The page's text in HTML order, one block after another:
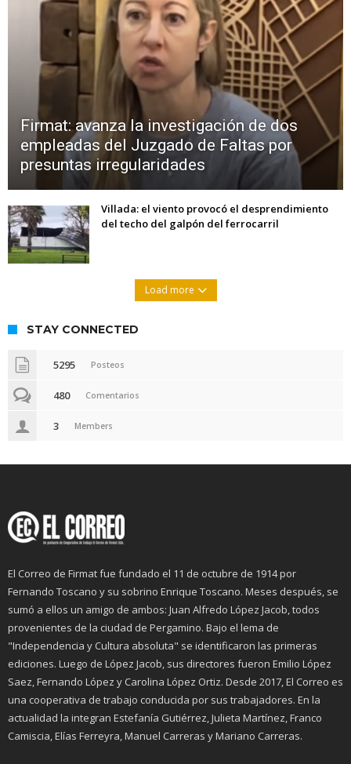
Firmat: avanza la investigación de dos
empleadas del Juzgado de Faltas por
presuntas irregularidades
Villada: el viento provocó el desprendimiento
del techo del galpón del ferrocarril
Load more
STAY CONNECTED
5295 Posteos
480 Comentarios
3 Members
El Correo de Firmat fue fundado el 11 de octubre de 1914 por
Fernando Toscano y su sobrino Enrique Toscano. Meses después, se
sumó a ellos un amigo de ambos: Juan Alfredo López Jacob, todos
provenientes de la ciudad de Pergamino. Bajo el lema de
"Independencia y Cultura absoluta" se identificaron las primeras
ediciones. Luego de López Jacob, sus directores fueron Emilio López
Saez, Fernando López y Carolina López Ortiz. Desde 2017, El Correo es
una cooperativa de trabajo conducida por sus trabajadores. En la
actualidad la integran Estefanía Gutiérrez, Julieta Martínez, Franco
Camiscia, Elías Ferreyra, Manuel Carreras y Mariano Carreras.